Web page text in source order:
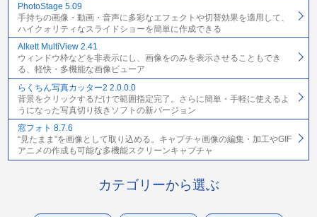
PhotoStage 5.09
手持ちの画像・動画・音声に多彩なエフェクトや切替効果を適用して、
ハイクォリティなスライドショーを簡単に作成できる
Alkett MultiView 2.41
ウィンドウ枠などを非表示にし、画像をのみを表示させることもでき
る、軽快・多機能な画像ビューア
らくちん写真カッター2 2.0.0.0
背景をクリックするだけで範囲指定完了。さらに簡単・手軽に使えるよ
うになった写真切り抜きソフトの新バージョン
窓フォト 8.7.6
“見たまま”を画像として取り込める。キャプチャ画像の編集・加工やGIF
アニメの作成も可能な多機能スクリーンキャプチャ
カテゴリーから選ぶ